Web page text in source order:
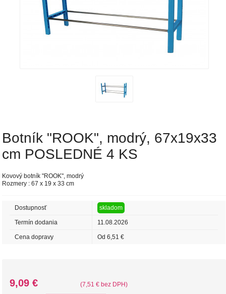
Botník "ROOK", modrý, 67x19x33
cm POSLEDNÉ 4 KS
Kovový botník "ROOK", modrý
Rozmery : 67 x 19 x 33 cm
Dostupnosť skladom
Termín dodania 11.08.2026
Cena dopravy Od 6,51 €
9,09 € (7,51 € bez DPH)